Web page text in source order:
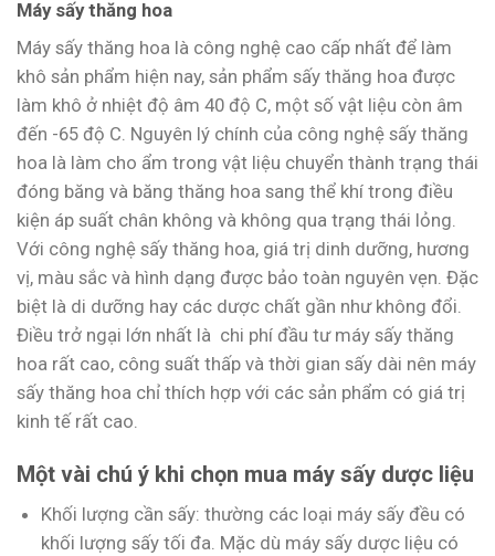
Máy sấy thăng hoa
Máy sấy thăng hoa là công nghệ cao cấp nhất để làm
khô sản phẩm hiện nay, sản phẩm sấy thăng hoa được
làm khô ở nhiệt độ âm 40 độ C, một số vật liệu còn âm
đến -65 độ C. Nguyên lý chính của công nghệ sấy thăng
hoa là làm cho ẩm trong vật liệu chuyển thành trạng thái
đóng băng và băng thăng hoa sang thể khí trong điều
kiện áp suất chân không và không qua trạng thái lỏng.
Với công nghệ sấy thăng hoa, giá trị dinh dưỡng, hương
vị, màu sắc và hình dạng được bảo toàn nguyên vẹn. Đặc
biệt là di dưỡng hay các dược chất gần như không đổi.
Điều trở ngại lớn nhất là chi phí đầu tư máy sấy thăng
hoa rất cao, công suất thấp và thời gian sấy dài nên máy
sấy thăng hoa chỉ thích hợp với các sản phẩm có giá trị
kinh tế rất cao.
Một vài chú ý khi chọn mua máy sấy dược liệu
Khối lượng cần sấy: thường các loại máy sấy đều có
khối lượng sấy tối đa. Mặc dù máy sấy dược liệu có